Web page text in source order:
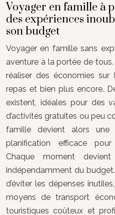
Voyager en famille à
des expériences
son budget
Voyager en famille sans
aventure à la portée de
réaliser des économies sur
repas et bien plus encore.
existent, idéales pour des
d’activités gratuites ou peu
famille devient alors
planification efficace
Chaque moment
indépendamment du
d’éviter les dépenses
moyens de transport
touristiques coûteux et